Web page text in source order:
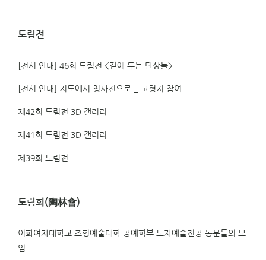
도림전
[전시 안내] 46회 도림전 <곁에 두는 단상들>
[전시 안내] 지도에서 청사진으로 _ 고형지 참여
제42회 도림전 3D 갤러리
제41회 도림전 3D 갤러리
제39회 도림전
도림회(陶林會)
이화여자대학교 조형예술대학 공예학부 도자예술전공 동문들의 모
임